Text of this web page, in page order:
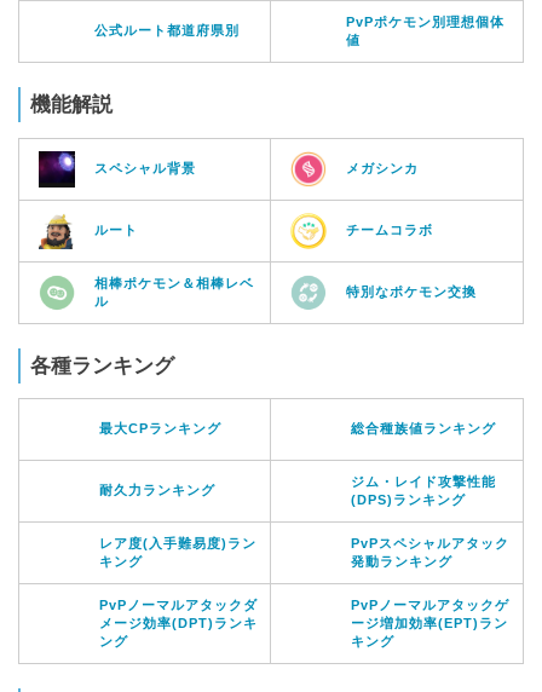
公式ルート都道府県別
PvPポケモン別理想個体
値
機能解説
スペシャル背景 メガシンカ
ルート チームコラボ
相棒ポケモン＆相棒レベ
ル
特別なポケモン交換
各種ランキング
最大CPランキング 総合種族値ランキング
耐久力ランキング
ジム・レイド攻撃性能
(DPS)ランキング
レア度(入手難易度)ラン
キング
PvPスペシャルアタック
発動ランキング
PvPノーマルアタックダ
メージ効率(DPT)ランキ
ング
PvPノーマルアタックゲ
ージ増加効率(EPT)ラン
キング